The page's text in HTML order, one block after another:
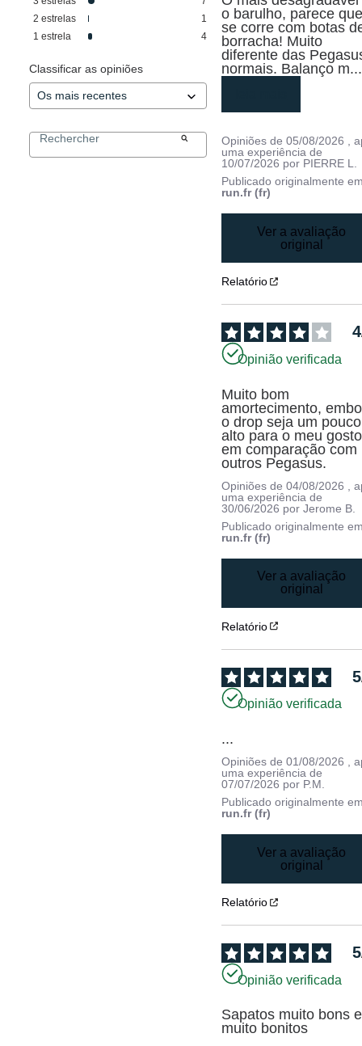
2 estrelas
1
1 estrela 4
Classificar as opiniões
o barulho, parece
se corre com botas
borracha! Muito
diferente das
normais. Balanço m...
Opiniões de05/08/2026
,
uma experiência de
10/07/2026 por PIERRE L.
Publicado originalmente
run.fr (fr)
Ver a avaliação
original
Relatório
4
Opinião verificada
Muito bom
amortecimento,
o drop seja um pouco
alto para o meu gosto
em comparação com
outros Pegasus.
Opiniões de04/08/2026
,
uma experiência de
30/06/2026 porJerome B.
Publicado originalmente
run.fr (fr)
Ver a avaliação
original
Relatório
5
Opinião verificada
...
Opiniões de01/08/2026
,
uma experiência de
07/07/2026 por P.M.
Publicado originalmente
run.fr (fr)
Ver a avaliação
original
Relatório
5
Opinião verificada
Sapatos muito bons e
muito bonitos